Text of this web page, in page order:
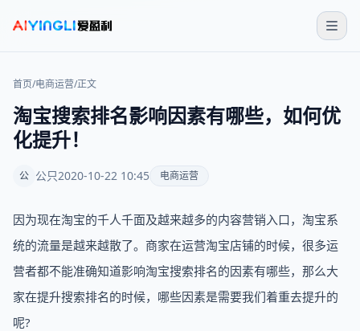
首页/电商运营/正文
淘宝搜索排名影响因素有哪些，如何优
化提升！
公 公只2020-10-22 10:45 电商运营
因为现在淘宝的千人千面及越来越多的内容营销入口，淘宝系
统的流量是越来越散了。商家在运营淘宝店铺的时候，很多运
营者都不能准确知道影响淘宝搜索排名的因素有哪些，那么大
家在提升搜索排名的时候，哪些因素是需要我们着重去提升的
呢?